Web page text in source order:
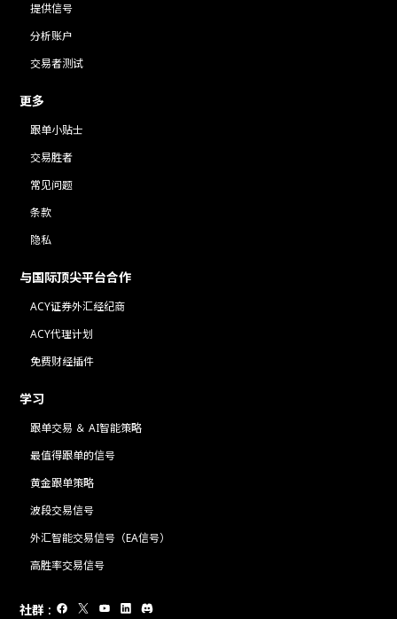
提供信号
分析账户
交易者测试
更多
跟单小贴士
交易胜者
常见问题
条款
隐私
与国际顶尖平台合作
ACY证券外汇经纪商
ACY代理计划
免费财经插件
学习
跟单交易 ＆ AI智能策略
最值得跟单的信号
黄金跟单策略
波段交易信号
外汇智能交易信号（EA信号）
高胜率交易信号
社群 :